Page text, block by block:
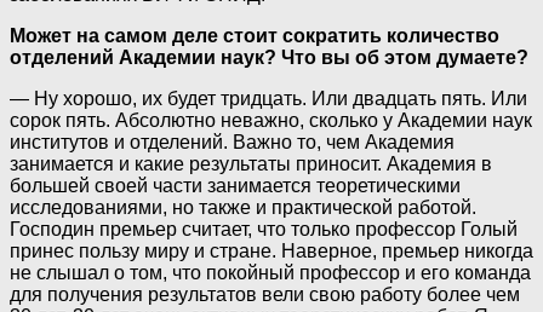
Может на самом деле стоит сократить количество
отделений Академии наук? Что вы об этом думаете?
— Ну хорошо, их будет тридцать. Или двадцать пять. Или
сорок пять. Абсолютно неважно, сколько у Академии наук
институтов и отделений. Важно то, чем Академия
занимается и какие результаты приносит. Академия в
большей своей части занимается теоретическими
исследованиями, но также и практической работой.
Господин премьер считает, что только профессор Голый
принес пользу миру и стране. Наверное, премьер никогда
не слышал о том, что покойный профессор и его команда
для получения результатов вели свою работу более чем